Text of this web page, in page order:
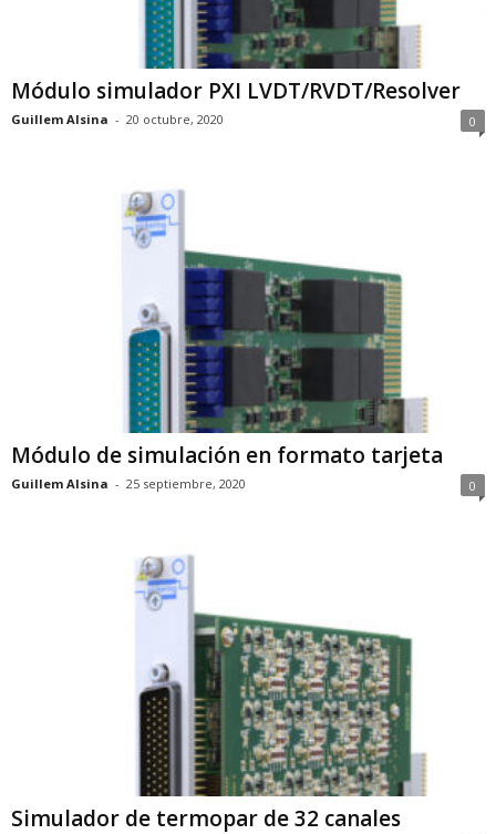
Módulo simulador PXI LVDT/RVDT/Resolver
Guillem Alsina - 20 octubre, 2020 0
Módulo de simulación en formato tarjeta
Guillem Alsina - 25 septiembre, 2020 0
Simulador de termopar de 32 canales